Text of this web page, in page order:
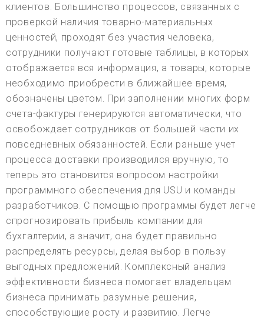
клиентов. Большинство процессов, связанных с
проверкой наличия товарно-материальных
ценностей, проходят без участия человека,
сотрудники получают готовые таблицы, в которых
отображается вся информация, а товары, которые
необходимо приобрести в ближайшее время,
обозначены цветом. При заполнении многих форм
счета-фактуры генерируются автоматически, что
освобождает сотрудников от большей части их
повседневных обязанностей. Если раньше учет
процесса доставки производился вручную, то
теперь это становится вопросом настройки
программного обеспечения для USU и команды
разработчиков. С помощью программы будет легче
спрогнозировать прибыль компании для
бухгалтерии, а значит, она будет правильно
распределять ресурсы, делая выбор в пользу
выгодных предложений. Комплексный анализ
эффективности бизнеса помогает владельцам
бизнеса принимать разумные решения,
способствующие росту и развитию. Легче